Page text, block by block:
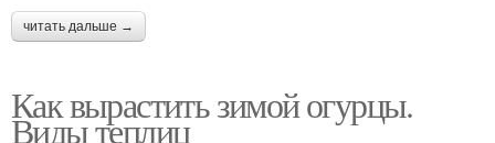
читать дальше →
Как вырастить зимой огурцы.
Виды теплиц